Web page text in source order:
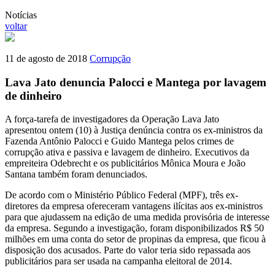
Notícias
voltar
11 de agosto de 2018 Corrupção
Lava Jato denuncia Palocci e Mantega por lavagem
de dinheiro
A força-tarefa de investigadores da Operação Lava Jato
apresentou ontem (10) à Justiça denúncia contra os ex-ministros da
Fazenda Antônio Palocci e Guido Mantega pelos crimes de
corrupção ativa e passiva e lavagem de dinheiro. Executivos da
empreiteira Odebrecht e os publicitários Mônica Moura e João
Santana também foram denunciados.
De acordo com o Ministério Público Federal (MPF), três ex-
diretores da empresa ofereceram vantagens ilícitas aos ex-ministros
para que ajudassem na edição de uma medida provisória de interesse
da empresa. Segundo a investigação, foram disponibilizados R$ 50
milhões em uma conta do setor de propinas da empresa, que ficou à
disposição dos acusados. Parte do valor teria sido repassada aos
publicitários para ser usada na campanha eleitoral de 2014.